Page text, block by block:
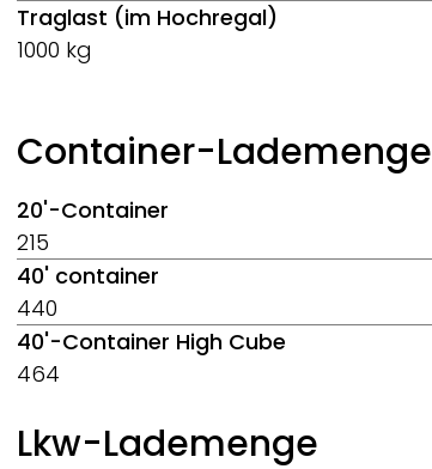
Traglast (im Hochregal)
1000 kg
Container-Lademenge
20'-Container
215
40' container
440
40'-Container High Cube
464
Lkw-Lademenge